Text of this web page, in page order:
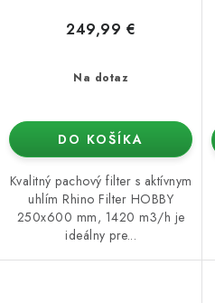
Na dotaz
249,99 €
DO KOŠÍKA
Kvalitný pachový filter s aktívnym
uhlím Rhino Filter HOBBY
250x600 mm, 1420 m3/h je
ideálny pre...